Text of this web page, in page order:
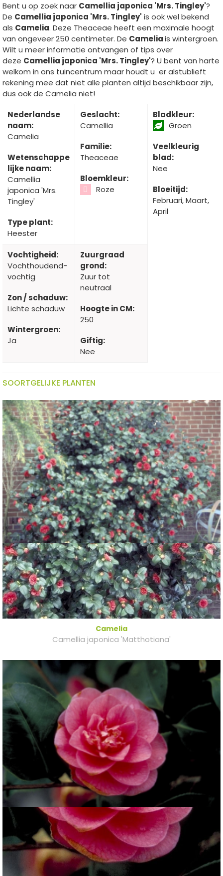
Bent u op zoek naar Camellia japonica 'Mrs. Tingley'?
De Camellia japonica 'Mrs. Tingley' is ook wel bekend
als Camelia. Deze Theaceae heeft een maximale hoogt
van ongeveer 250 centimeter. De Cameliais wintergroen.
Wilt u meer informatie ontvangen of tips over
deze Camellia japonica 'Mrs. Tingley'? U bent van harte
welkom in ons tuincentrum maar houdt u er alstublieft
rekening mee dat niet alle planten altijd beschikbaar zijn,
dus ook de Camelia niet!
Nederlandse
naam:
Camelia
Wetenschappe
lijke naam:
Camellia
japonica 'Mrs.
Tingley'
Type plant:
Heester
Geslacht:
Camellia
Familie:
Theaceae
Bloemkleur:
Roze
Bladkleur:
Groen
Veelkleurig
blad:
Nee
Bloeitijd:
Februari, Maart,
April
Vochtigheid:
Vochthoudend-
vochtig
Zon / schaduw:
Lichte schaduw
Wintergroen:
Ja
Zuurgraad
grond:
Zuur tot
neutraal
Hoogte in CM:
250
Giftig:
Nee
SOORTGELIJKE PLANTEN
Camelia
Camellia japonica 'Matthotiana'